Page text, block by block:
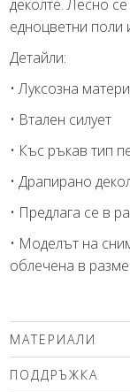
деколте. Лесно
едноцветни поли
Детайли:
• Луксозна
• Втален силует
• Къс ръкав тип
• Драпирано
• Предлага се в
• Моделът на
облечена в
МАТЕРИАЛИ
ПОДДРЪЖКА